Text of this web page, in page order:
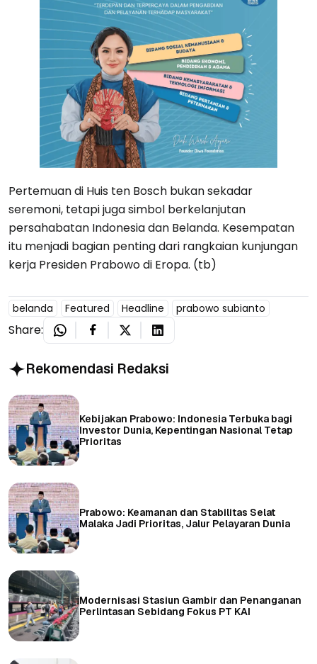
Pertemuan di Huis ten Bosch bukan sekadar
seremoni, tetapi juga simbol berkelanjutan
persahabatan Indonesia dan Belanda. Kesempatan
itu menjadi bagian penting dari rangkaian kunjungan
kerja Presiden Prabowo di Eropa. (tb)
belanda Featured Headline prabowo subianto
Share:
Rekomendasi Redaksi
Kebijakan Prabowo: Indonesia Terbuka bagi
Investor Dunia, Kepentingan Nasional Tetap
Prioritas
Prabowo: Keamanan dan Stabilitas Selat
Malaka Jadi Prioritas, Jalur Pelayaran Dunia
Modernisasi Stasiun Gambir dan Penanganan
Perlintasan Sebidang Fokus PT KAI